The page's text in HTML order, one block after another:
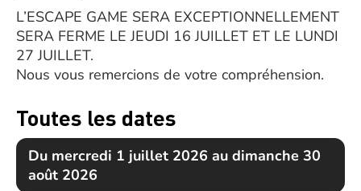
L’ESCAPE GAME SERA EXCEPTIONNELLEMENT
SERA FERME LE JEUDI 16 JUILLET ET LE LUNDI
27 JUILLET.
Nous vous remercions de votre compréhension.
Toutes les dates
Du mercredi 1 juillet 2026 au dimanche 30
août 2026